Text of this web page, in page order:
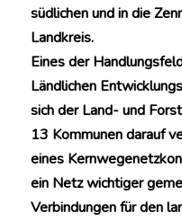
südlichen und in die
Landkreis.
Eines der
Ländlichen
sich der Land- und
13 Kommunen darauf
eines
ein Netz wichtiger
Verbindungen für den